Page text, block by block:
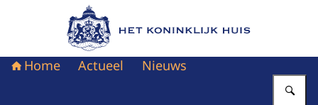
Naar de homepage van Het Koninklijk Huis
Home Actueel Nieuws